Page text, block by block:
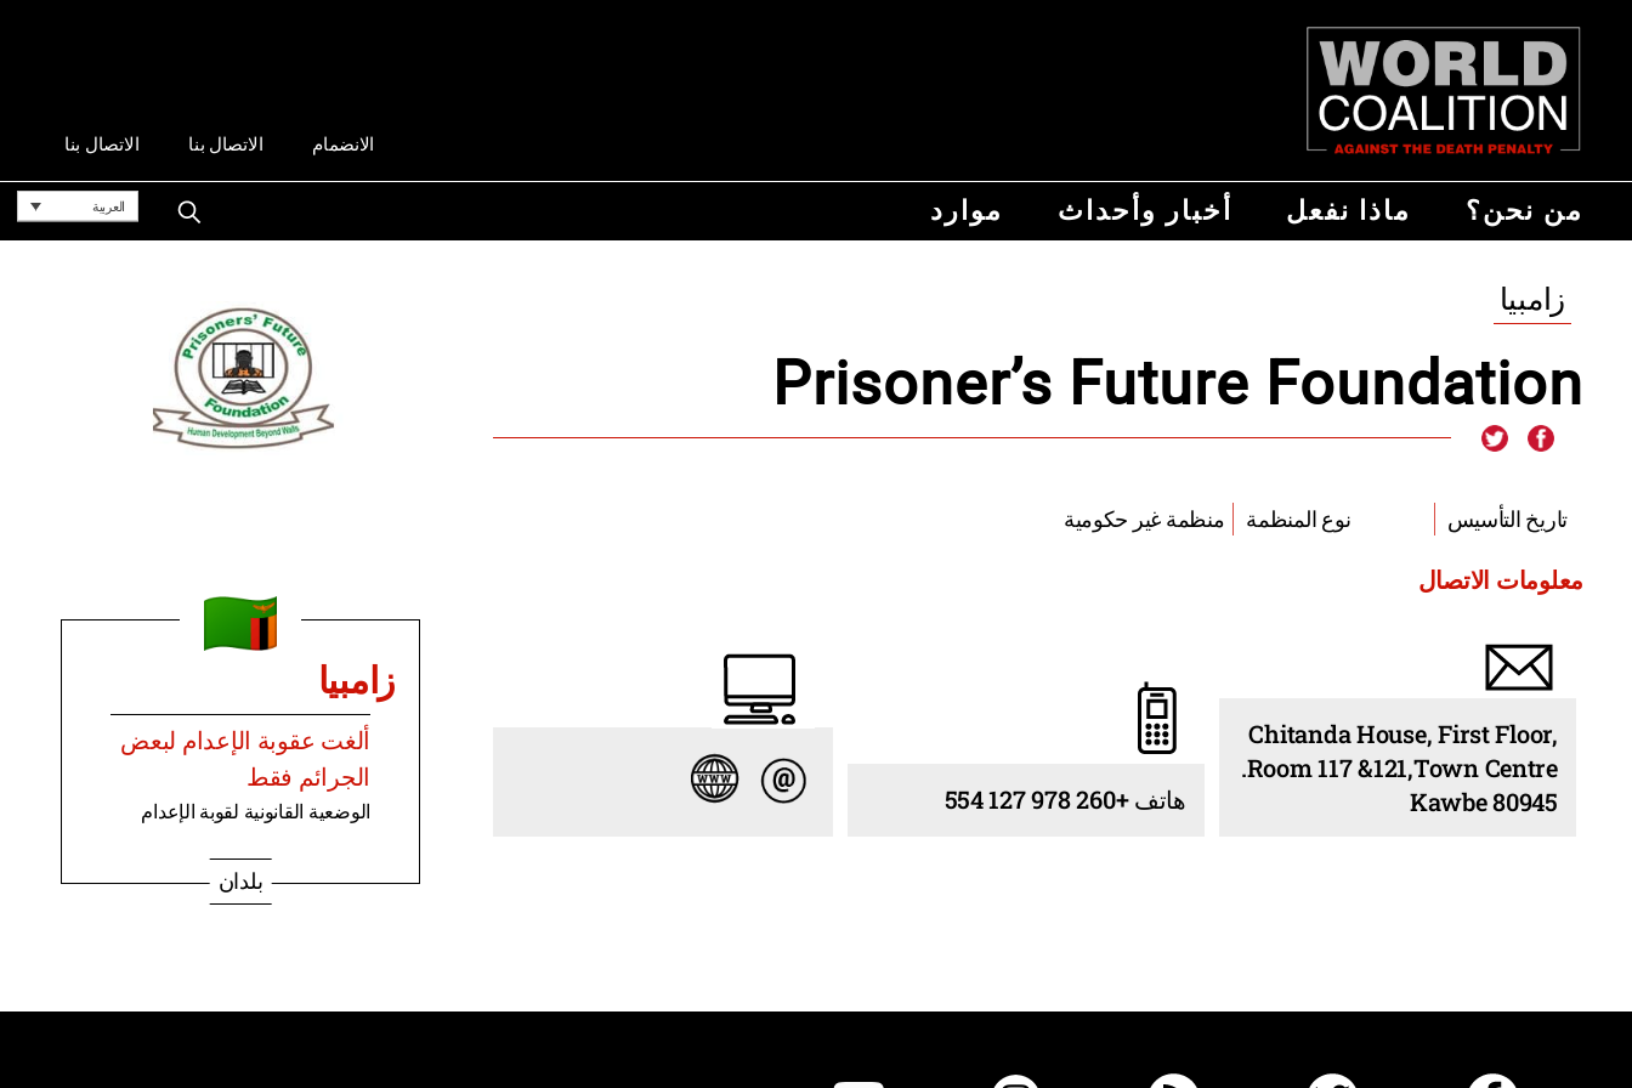
الانضمام الاتصال بنا الاتصال بنا
من نحن؟ ماذا نفعل أخبار وأحداث موارد العربية
زامبيا
Prisoner’s Future Foundation
تاريخ التأسيس نوع المنظمة منظمة غير حكومية
معلومات الاتصال
Chitanda House, First Floor,
Room 117 &121,Town Centre.
80945 Kawbe
هاتف +260 978 127 554
زامبيا
ألغت عقوبة الإعدام لبعض
الجرائم فقط
الوضعية القانونية لقوبة الإعدام
بلدان